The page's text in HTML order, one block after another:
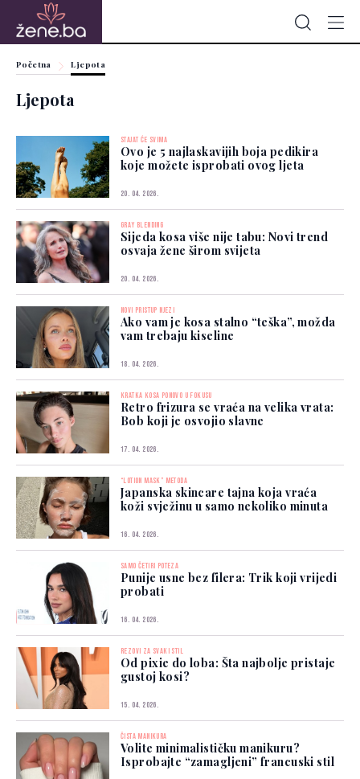
Početna Ljepota
Ljepota
STAJAT ĆE SVIMA
Ovo je 5 najlaskavijih boja pedikira
koje možete isprobati ovog ljeta
20. 04. 2026.
GRAY BLENDING
Sijeda kosa više nije tabu: Novi trend
osvaja žene širom svijeta
20. 04. 2026.
NOVI PRISTUP NJEZI
Ako vam je kosa stalno “teška”, možda
vam trebaju kiseline
18. 04. 2026.
KRATKA KOSA PONOVO U FOKUSU
Retro frizura se vraća na velika vrata:
Bob koji je osvojio slavne
17. 04. 2026.
“LOTION MASK” METODA
Japanska skincare tajna koja vraća
koži svježinu u samo nekoliko minuta
16. 04. 2026.
SAMO ČETIRI POTEZA
Punije usne bez filera: Trik koji vrijedi
probati
16. 04. 2026.
REZOVI ZA SVAKI STIL
Od pixie do loba: Šta najbolje pristaje
gustoj kosi?
15. 04. 2026.
ČISTA MANIKURA
Volite minimalističku manikuru?
Isprobajte “zamagljeni” francuski stil